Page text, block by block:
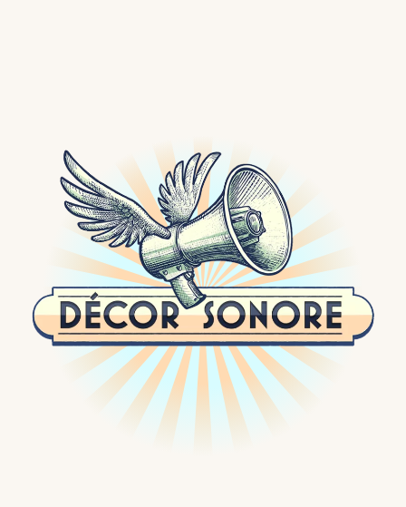
Passer
au
contenu